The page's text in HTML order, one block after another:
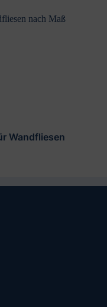
Wandfliesen